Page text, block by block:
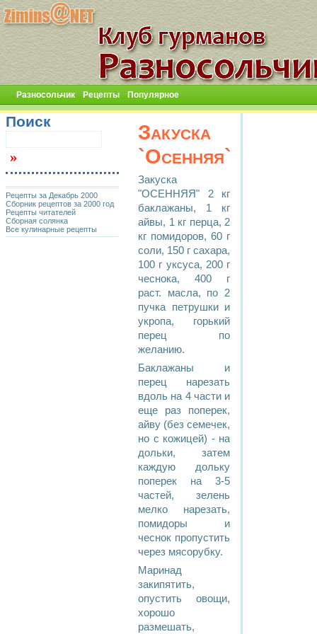
Разносольчик Рецепты Популярное
Закуска
`Осенняя`
Закуска
"ОСЕННЯЯ" 2 кг
баклажаны, 1 кг
айвы, 1 кг перца, 2
кг помидоров, 60 г
соли, 150 г сахара,
100 г уксуса, 200 г
чеснока, 400 г
раст. масла, по 2
пучка петрушки и
укропа, горький
перец по
желанию.
Баклажаны и
перец нарезать
вдоль на 4 части и
еще раз поперек,
айву (без семечек,
но с кожицей) - на
дольки, затем
каждую дольку
поперек на 3-5
частей, зелень
мелко нарезать,
помидоры и
чеснок пропустить
через мясорубку.
Маринад
закипятить,
опустить овощи,
хорошо
размешать,
Поиск
Рецепты за Декабрь 2000
Сборник рецептов за 2000 год
Рецепты читателей
Сборная солянка
Все кулинарные рецепты